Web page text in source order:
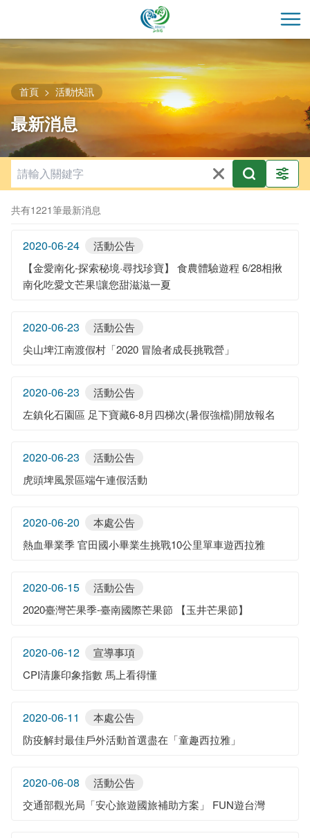
主
內
區
塊
開
首頁 活動快訊
最新消息
共有1221筆最新消息
2020-06-24
活動公告
【金愛南化-探索秘境·尋找珍寶】 食農體驗遊程 6/28相揪
南化吃愛文芒果!讓您甜滋滋一夏
2020-06-23
活動公告
尖山埤江南渡假村「2020 冒險者成長挑戰營」
2020-06-23
活動公告
左鎮化石園區 足下寶藏6-8月四梯次(暑假強檔)開放報名
2020-06-23
活動公告
虎頭埤風景區端午連假活動
2020-06-20
本處公告
熱血畢業季 官田國小畢業生挑戰10公里單車遊西拉雅
2020-06-15
活動公告
2020臺灣芒果季-臺南國際芒果節 【玉井芒果節】
2020-06-12
宣導事項
CPI清廉印象指數 馬上看得懂
2020-06-11
本處公告
防疫解封最佳戶外活動首選盡在「童趣西拉雅」
2020-06-08
活動公告
交通部觀光局「安心旅遊國旅補助方案」 FUN遊台灣